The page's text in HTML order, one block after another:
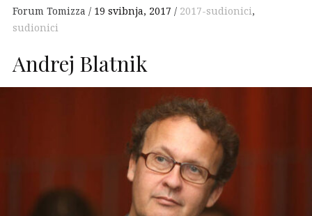
Forum Tomizza 19 svibnja, 2017 2017-sudionici,
sudionici
Andrej Blatnik